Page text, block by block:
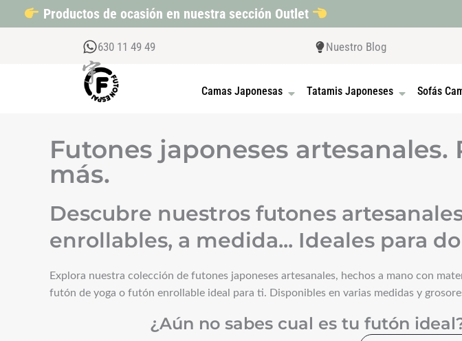
al
Productos de ocasión en nuestra sección Outlet
630 11 49 49 Nuestro Blog
Camas Japonesas OPEN CAMAS JAPONESAS
Tatamis Japoneses OPENSofás
Futones japoneses
más.
Descubre nuestros futones
enrollables, a medida... Ideales para
Explora nuestra colección de futones japoneses artesanales, hechos a mano con
futón de yoga o futón enrollable ideal para ti. Disponibles en varias medidas y
¿Aún no sabes cual es tu futón